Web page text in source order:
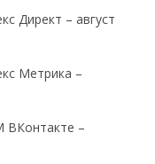
Директ – август
Метрика –
ВКонтакте –